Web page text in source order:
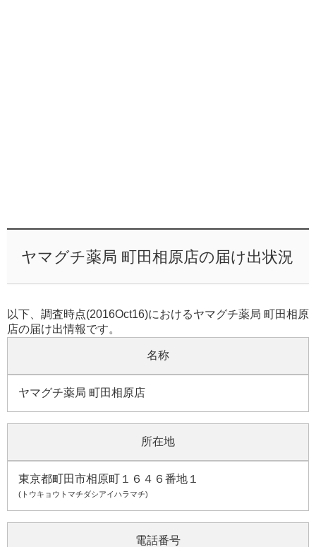
ヤマグチ薬局 町田相原店の届け出状況
以下、調査時点(2016Oct16)におけるヤマグチ薬局 町田相原
店の届け出情報です。
名称
ヤマグチ薬局 町田相原店
所在地
東京都町田市相原町１６４６番地１
(トウキョウトマチダシアイハラマチ)
電話番号